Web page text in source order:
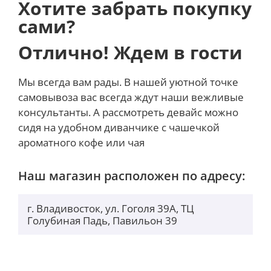
Fan – это не только эффективный вентилятор, но и
прекрасный дизайнерский предмет. Его
фронтальная панель имеет решётку воздуховода
длиной 0,4 м, которая гарантирует
Четыре режима работы
Четыре режима подачи воздуха – «прямой обдув»,
«естественный ветер», «спящий ветер» и
«охлаждение» – позволят вам выбрать оптимальный
предпочтениями. Вентилятор имеет низкое
за пять дней работы устройства на максимальной
мощности.
Хотите забрать покупку
сами?
Отлично! Ждем в гости
Мы всегда вам рады. В нашей уютной точке
самовывоза вас всегда ждут наши вежливые
консультанты. А рассмотреть девайс можно
сидя на удобном диванчике с чашечкой
ароматного кофе или чая
Наш магазин расположен по адресу:
г. Владивосток, ул. Гоголя 39А, ТЦ
Голубиная Падь, Павильон 39